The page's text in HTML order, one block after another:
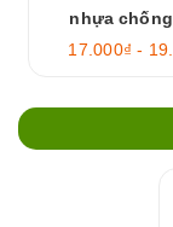
nhựa
17.000₫ -